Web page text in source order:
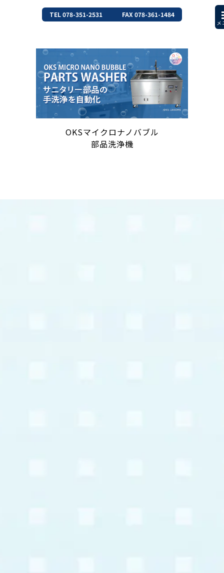
TEL 078-351-2531 FAX 078-361-1484
OKSマイクロナノバブル
部品洗浄機